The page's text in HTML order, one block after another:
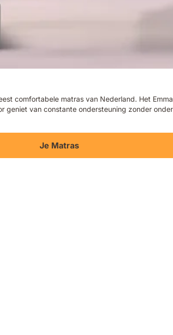
comfortabele matras van Nederland. Het
van constante ondersteuning zonder
Je Matras